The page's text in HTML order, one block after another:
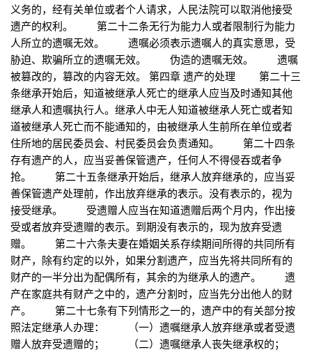
义务的，经有关单位或者个人请求，人民法院可以取消他接受
遗产的权利。 第二十二条无行为能力人或者限制行为能力
人所立的遗嘱无效。 遗嘱必须表示遗嘱人的真实意思，受
胁迫、欺骗所立的遗嘱无效。 伪造的遗嘱无效。 遗嘱
被篡改的，篡改的内容无效。 第四章 遗产的处理 第二十三
条继承开始后，知道被继承人死亡的继承人应当及时通知其他
继承人和遗嘱执行人。继承人中无人知道被继承人死亡或者知
道被继承人死亡而不能通知的，由被继承人生前所在单位或者
住所地的居民委员会、村民委员会负责通知。 第二十四条
存有遗产的人，应当妥善保管遗产，任何人不得侵吞或者争
抢。 第二十五条继承开始后，继承人放弃继承的，应当妥
善保管遗产处理前，作出放弃继承的表示。没有表示的，视为
接受继承。 受遗赠人应当在知道遗赠后两个月内，作出接
受或者放弃受遗赠的表示。到期没有表示的，现为放弃受遗
赠。 第二十六条夫妻在婚姻关系存续期间所得的共同所有
财产，除有约定的以外，如果分割遗产，应当先将共同所有的
财产的一半分出为配偶所有，其余的为继承人的遗产。 遗
产在家庭共有财产之中的，遗产分割时，应当先分出他人的财
产。 第二十七条有下列情形之一的，遗产中的有关部分按
照法定继承人办理： （一）遗嘱继承人放弃继承或者受遗
赠人放弃受遗赠的； （二）遗嘱继承人丧失继承权的；